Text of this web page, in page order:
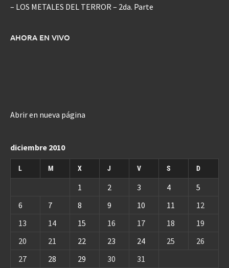
– LOS METALES DEL TERROR – 2da. Parte
AHORA EN VIVO
Abrir en nueva página
diciembre 2010
L M X J V S D
1 2 3 4
5
6
7 8 9 10 11
12
13
14 15 16 17 18
19
20
21 22 23 24 25
26
27
28 29 30 31